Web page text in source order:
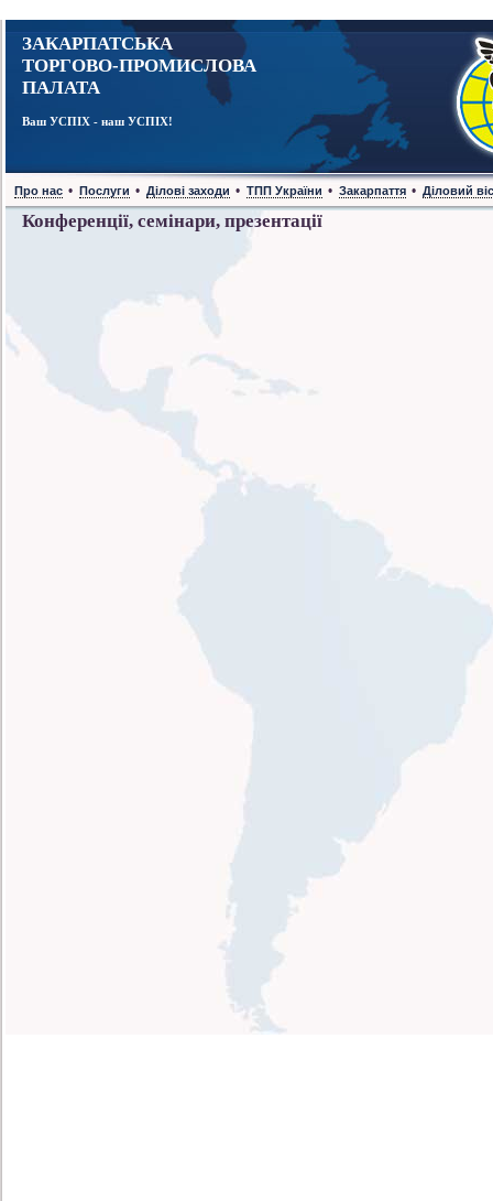
ЗАКАРПАТСЬКА
ТОРГОВО-ПРОМИСЛОВА
ПАЛАТА
Ваш УСПІХ - наш УСПІХ!
Про нас • Послуги • Ділові заходи • ТПП України • Закарпаття • Діловий
Конференції, семінари, презентації